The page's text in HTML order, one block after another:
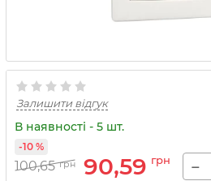
Залишити відгук
В наявності - 5 шт.
100,65 грн 90,59 грн
-10 %
−